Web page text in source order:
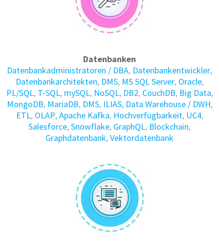
Datenbanken
Daten­bank­administratoren / DBA, Daten­bank­entwickler,
Daten­bank­architekten, DMS, MS SQL Server, Oracle,
PL/SQL, T-SQL, mySQL, NoSQL, DB2, CouchDB, Big Data,
MongoDB, MariaDB, DMS, ILIAS, Data Warehouse / DWH,
ETL, OLAP, Apache Kafka, Hochverfügbarkeit, UC4,
Salesforce, Snowflake, GraphQL, Blockchain,
Graphdatenbank, Vektordatenbank